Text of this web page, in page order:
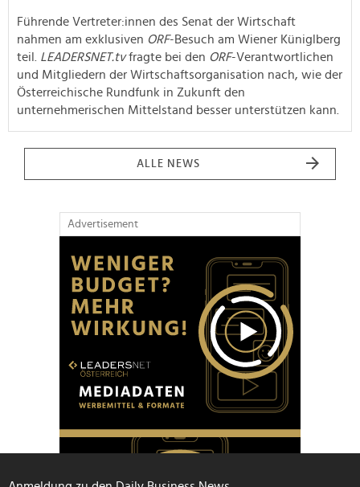
Führende Vertreter:innen des Senat der Wirtschaft
nahmen am exklusiven ORF-Besuch am Wiener Küniglberg
teil. LEADERSNET.tvfragte bei den ORF-Verantwortlichen
und Mitgliedern der Wirtschaftsorganisation nach, wie der
Österreichische Rundfunk in Zukunft den
unternehmerischen Mittelstand besser unterstützen kann.
ALLE NEWS
Advertisement